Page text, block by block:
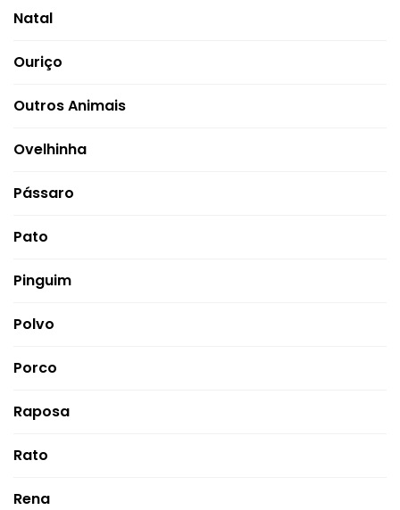
Natal
Ouriço
Outros Animais
Ovelhinha
Pássaro
Pato
Pinguim
Polvo
Porco
Raposa
Rato
Rena